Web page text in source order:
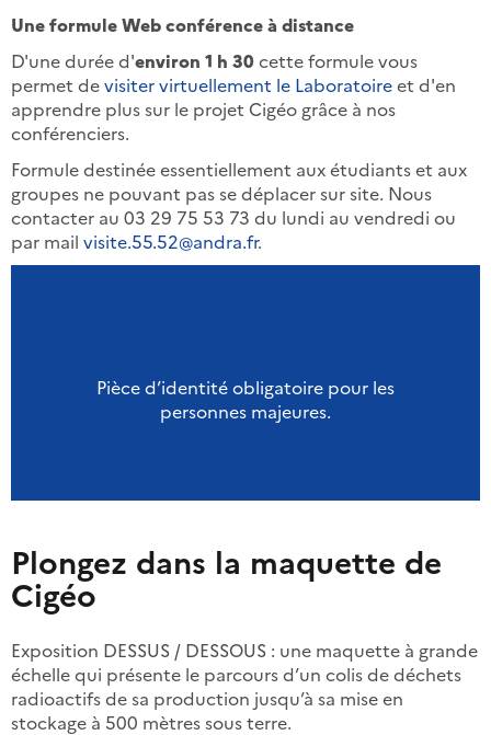
Une formule Web conférence à distance
D'une durée d'environ 1 h 30cette formule vous
permet devisiter virtuellement le Laboratoireet d'en
apprendre plus sur le projet Cigéo grâce à nos
conférenciers.
Formule destinée essentiellement aux étudiants et aux
groupes ne pouvant pas se déplacer sur site. Nous
contacter au 03 29 75 53 73 du lundi au vendredi ou
par mail visite.55.52@andra.fr.
Pièce d’identité obligatoire pour les
personnes majeures.
Plongez dans la maquette de
Cigéo
Exposition DESSUS / DESSOUS : une maquette à grande
échelle qui présente le parcours d’un colis de déchets
radioactifs de sa production jusqu’à sa mise en
stockage à 500 mètres sous terre.